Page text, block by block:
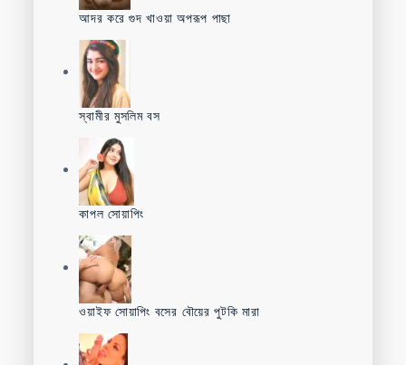
আদর করে গুদ খাওয়া অপরূপ পাছা
স্বামীর মুসলিম বস
কাপল সোয়াপিং
ওয়াইফ সোয়াপিং বসের বৌয়ের পুটকি মারা